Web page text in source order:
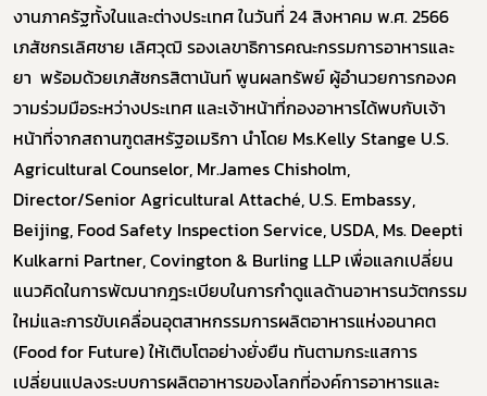
งานภาครัฐทั้งในและต่างประเทศ ในวันที่ 24 สิงหาคม พ.ศ. 2566
เภสัชกรเลิศชาย เลิศวุฒิ รองเลขาธิการคณะกรรมการอาหารและ
ยา พร้อมด้วยเภสัชกรสิตานันท์ พูนผลทรัพย์ ผู้อำนวยการกองค
วามร่วมมือระหว่างประเทศ และเจ้าหน้าที่กองอาหารได้พบกับเจ้า
หน้าที่จากสถานฑูตสหรัฐอเมริกา นำโดย Ms.Kelly Stange U.S.
Agricultural Counselor, Mr.James Chisholm,
Director/Senior Agricultural Attaché, U.S. Embassy,
Beijing, Food Safety Inspection Service, USDA, Ms. Deepti
Kulkarni Partner, Covington & Burling LLP เพื่อแลกเปลี่ยน
แนวคิดในการพัฒนากฎระเบียบในการกำดูแลด้านอาหารนวัตกรรม
ใหม่และการขับเคลื่อนอุตสาหกรรมการผลิตอาหารแห่งอนาคต
(Food for Future) ให้เติบโตอย่างยั่งยืน ทันตามกระแสการ
เปลี่ยนแปลงระบบการผลิตอาหารของโลกที่องค์การอาหารและ